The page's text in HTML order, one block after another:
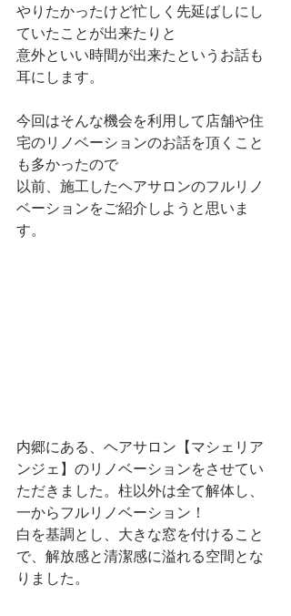
やりたかったけど忙しく先延ばしにし
ていたことが出来たりと
意外といい時間が出来たというお話も
耳にします。
今回はそんな機会を利用して店舗や住
宅のリノベーションのお話を頂くこと
も多かったので
以前、施工したヘアサロンのフルリノ
ベーションをご紹介しようと思いま
す。
内郷にある、ヘアサロン【マシェリア
ンジェ】のリノベーションをさせてい
ただきました。柱以外は全て解体し、
一からフルリノベーション！
白を基調とし、大きな窓を付けること
で、解放感と清潔感に溢れる空間とな
りました。